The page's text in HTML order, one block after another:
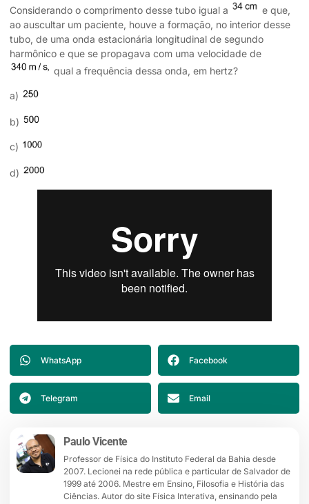
Considerando o comprimento desse tubo igual a
e que,
ao auscultar um paciente, houve a formação, no interior desse
tubo, de uma onda estacionária longitudinal de segundo
harmônico e que se propagava com uma velocidade de
qual a frequência dessa onda, em hertz?
a)
b)
c)
d)
WhatsApp Facebook
Telegram Email
Paulo Vicente
Professor de Física do Instituto Federal da Bahia desde
2007. Lecionei na rede pública e particular de Salvador de
1999 até 2006. Mestre em Ensino, Filosofia e História das
Ciências. Autor do site Física Interativa, ensinando pela